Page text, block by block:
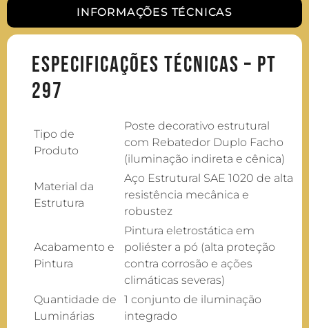
INFORMAÇÕES TÉCNICAS
Especificações Técnicas – PT
297
Tipo de
Produto
Poste decorativo estrutural
com Rebatedor Duplo Facho
(iluminação indireta e cênica)
Material da
Estrutura
Aço Estrutural SAE 1020 de alta
resistência mecânica e
robustez
Acabamento e
Pintura
Pintura eletrostática em
poliéster a pó (alta proteção
contra corrosão e ações
climáticas severas)
Quantidade de
Luminárias
1 conjunto de iluminação
integrado